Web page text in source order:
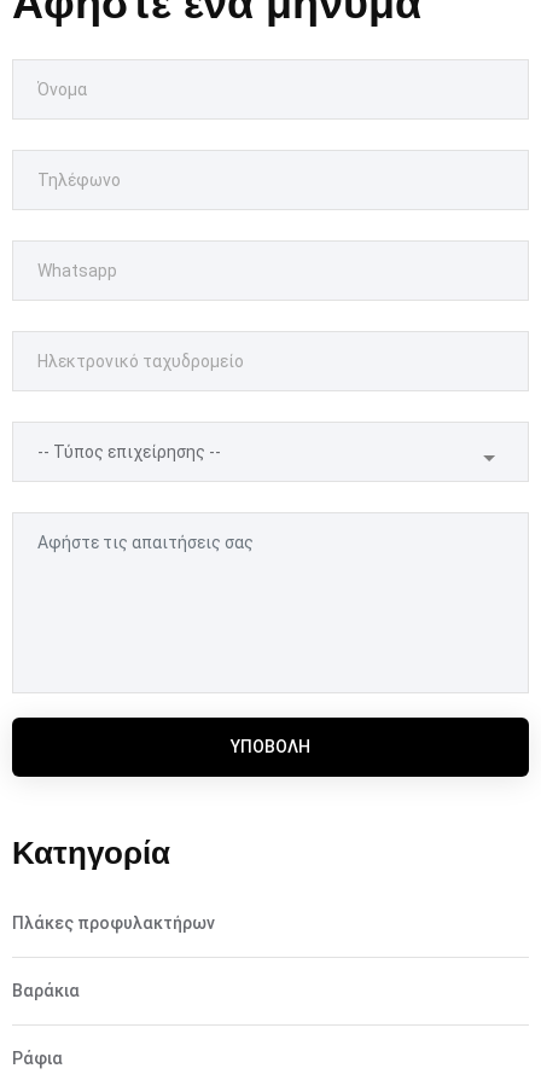
ΥΠΟΒΟΛΉ
Κατηγορία
Πλάκες προφυλακτήρων
Βαράκια
Ράφια